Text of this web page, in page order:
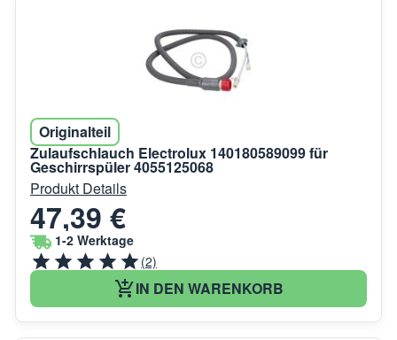
Originalteil
Zulaufschlauch Electrolux 140180589099 für
Geschirrspüler 4055125068
Produkt Details
47,39 €
1-2 Werktage
(2)
IN DEN WARENKORB